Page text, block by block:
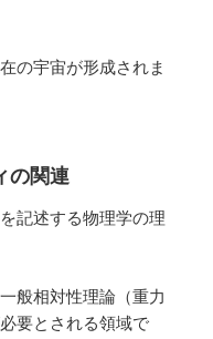
の宇宙が形成されま
の関連
記述する物理学の理
般相対性理論（重力
要とされる領域で